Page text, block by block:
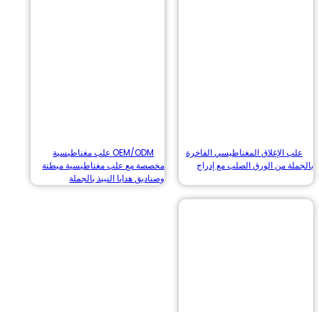
الإغلاق المغناطيسي الفاخرة
من الورق الصلب مع إدراج
OEM/ODM علب مغناطيسية
مخصصة مع علب مغناطيسية مبطنة
وصناديق هدايا النبيذ بالجملة